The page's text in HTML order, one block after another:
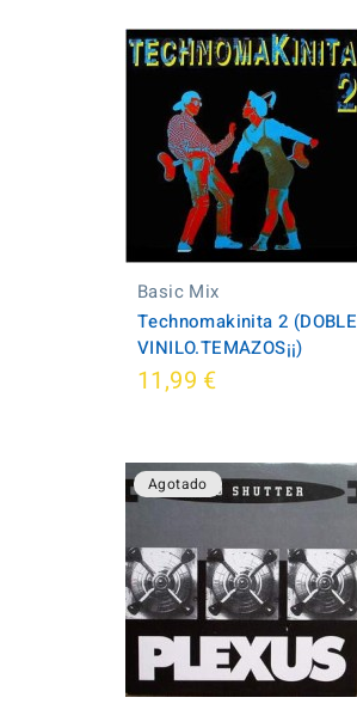
Basic Mix
Technomakinita 2 (DOBLE
VINILO.TEMAZOS¡¡)
11,99 €
Agotado